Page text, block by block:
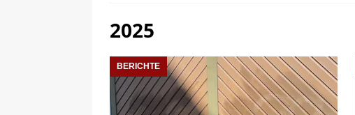
2025
BERICHTE